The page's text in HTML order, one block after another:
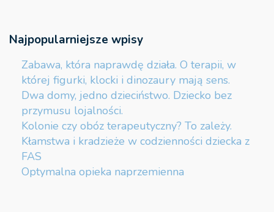
Najpopularniejsze wpisy
Zabawa, która naprawdę działa. O terapii, w
której figurki, klocki i dinozaury mają sens.
Dwa domy, jedno dzieciństwo. Dziecko bez
przymusu lojalności.
Kolonie czy obóz terapeutyczny? To zależy.
Kłamstwa i kradzieże w codzienności dziecka z
FAS
Optymalna opieka naprzemienna